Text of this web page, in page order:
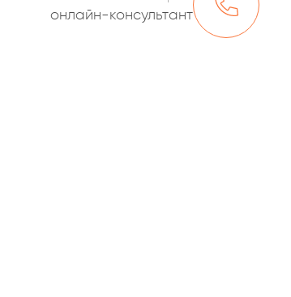
онлайн-консультант